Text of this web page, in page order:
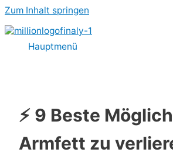
Zum Inhalt springen
Hauptmenü
⚡ 9 Beste
Armfett zu